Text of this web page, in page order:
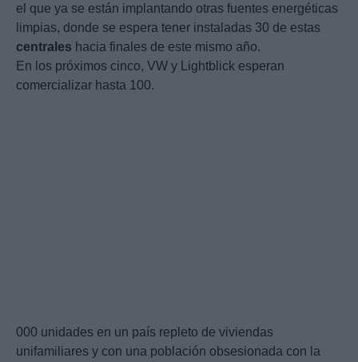
el que ya se están implantando otras fuentes energéticas
limpias, donde se espera tener instaladas 30 de estas
centrales hacia finales de este mismo año.
En los próximos cinco, VW y Lightblick esperan
comercializar hasta 100.
000 unidades en un país repleto de viviendas
unifamiliares y con una población obsesionada con la